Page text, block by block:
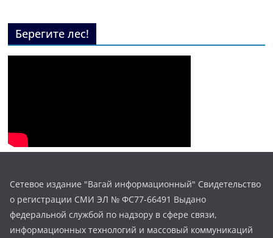
Берегите лес!
Сетевое издание "Вагай информационный" Свидетельство
о регистрации СМИ ЭЛ № ФС77-66491 Выдано
федеральной службой по надзору в сфере связи,
информационных технологий и массовый коммуникаций